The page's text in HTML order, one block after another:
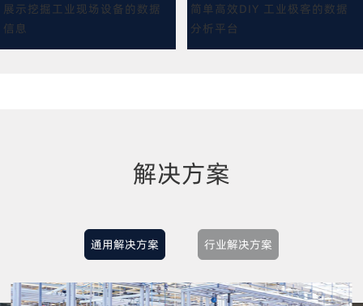
展示挖掘工业现场设备的数据
信息
简单高效DIY 工业极客的数据
分析平台
解决方案
通用解决方案 行业解决方案